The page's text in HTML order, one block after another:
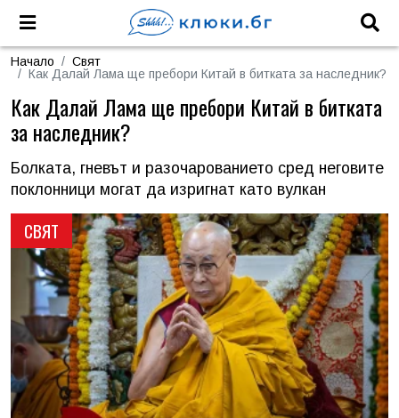
Начало
Свят
Как Далай Лама ще пребори Китай в битката за наследник?
СВЯТ
Как Далай Лама ще пребори Китай в битката
за наследник?
Болката, гневът и разочарованието сред неговите
поклонници могат да изригнат като вулкан